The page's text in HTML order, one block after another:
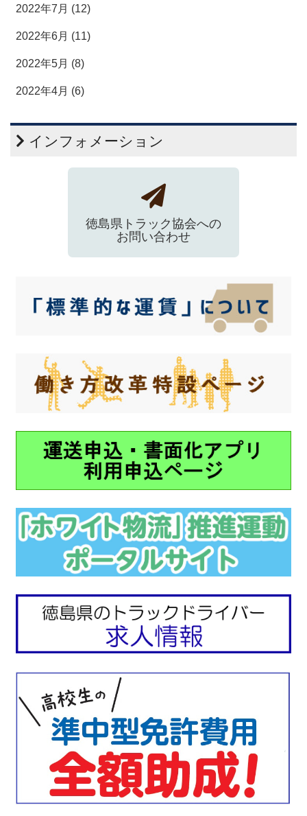
2022年7月 (12)
2022年6月 (11)
2022年5月 (8)
2022年4月 (6)
インフォメーション
徳島県トラック協会への
お問い合わせ